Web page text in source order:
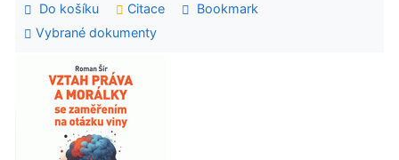
Do košíku Citace
Bookmark
Vybrané dokumenty